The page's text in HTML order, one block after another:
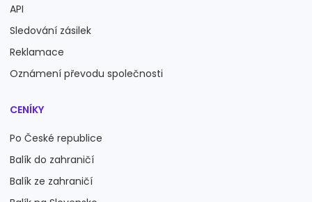
API
Sledování zásilek
Reklamace
Oznámení převodu společnosti
CENÍKY
Po České republice
Balík do zahraničí
Balík ze zahraničí